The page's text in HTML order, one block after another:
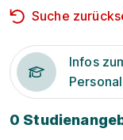
Suche
Infos
0